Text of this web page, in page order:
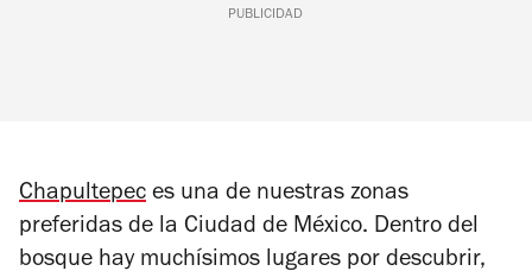
PUBLICIDAD
Chapultepec es una de nuestras zonas
preferidas de la Ciudad de México. Dentro del
bosque hay muchísimos lugares por descubrir,